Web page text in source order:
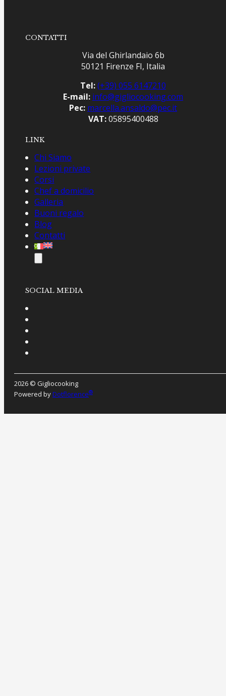
CONTATTI
Via del Ghirlandaio 6b
50121 Firenze FI, Italia
Tel:(+39) 055 6147210
E-mail: info@gigliocooking.com
Pec: marcella.ansaldo@pec.it
VAT:05895400488
LINK
Chi Siamo
Lezioni private
Corsi
Chef a domicilio
Galleria
Buoni regalo
Blog
Contatti
SOCIAL MEDIA
2026 © Gigliocooking
Powered byDotflorence®